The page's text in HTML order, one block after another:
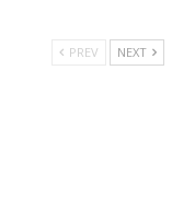
PREV NEXT